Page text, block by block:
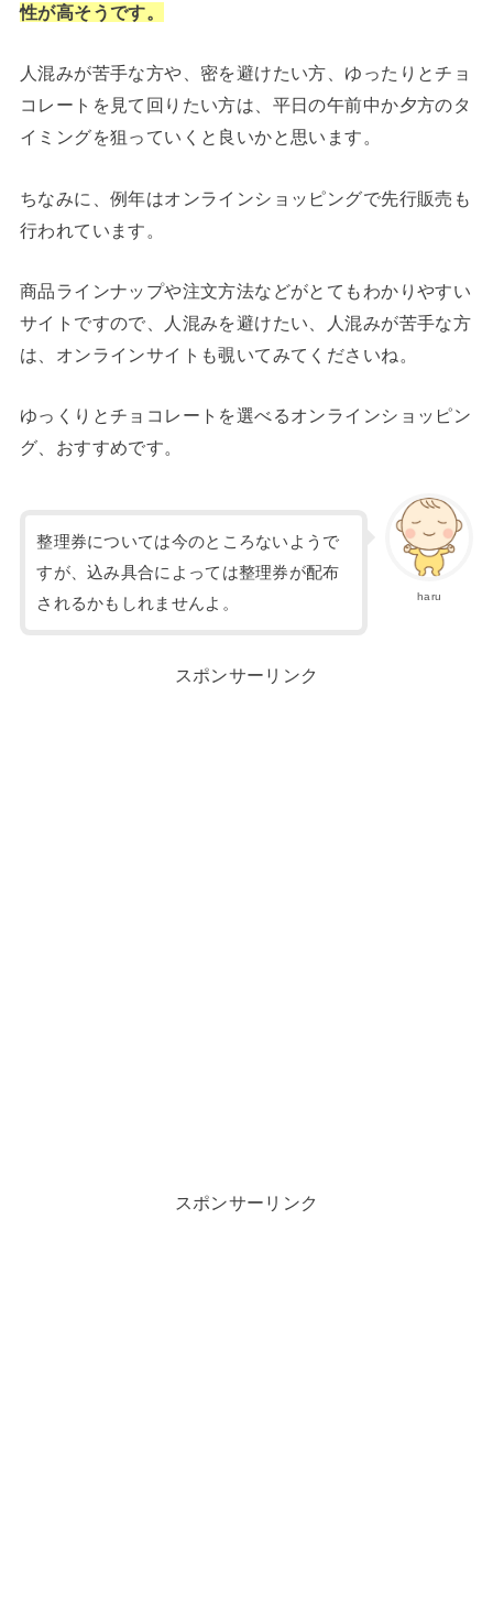
性が高そうです。
人混みが苦手な方や、密を避けたい方、ゆったりとチョ
コレートを見て回りたい方は、平日の午前中か夕方のタ
イミングを狙っていくと良いかと思います。
ちなみに、例年はオンラインショッピングで先行販売も
行われています。
商品ラインナップや注文方法などがとてもわかりやすい
サイトですので、人混みを避けたい、人混みが苦手な方
は、オンラインサイトも覗いてみてくださいね。
ゆっくりとチョコレートを選べるオンラインショッピン
グ、おすすめです。
haru
整理券については今のところないようで
すが、込み具合によっては整理券が配布
されるかもしれませんよ。
スポンサーリンク
スポンサーリンク